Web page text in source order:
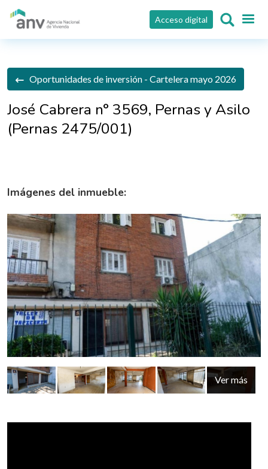
Pasar al contenido principal
Acceso digital
Oportunidades de inversión - Cartelera mayo 2026
José Cabrera n° 3569, Pernas y Asilo
(Pernas 2475/001)
Imágenes del inmueble: